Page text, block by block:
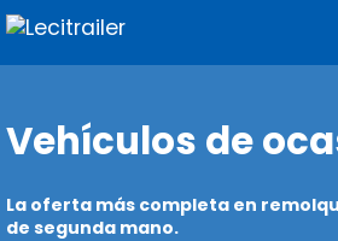
Vehículos de
La oferta más completa en
de segunda mano.